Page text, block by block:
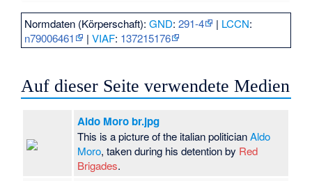
Normdaten (Körperschaft):GND:291-4 | LCCN:
n79006461
|VIAF: 137215176
Auf dieser Seite verwendete Medien
Aldo Moro br.jpg
This is a picture of the italian politicianAldo
Moro, taken during his detention by Red
Brigades.